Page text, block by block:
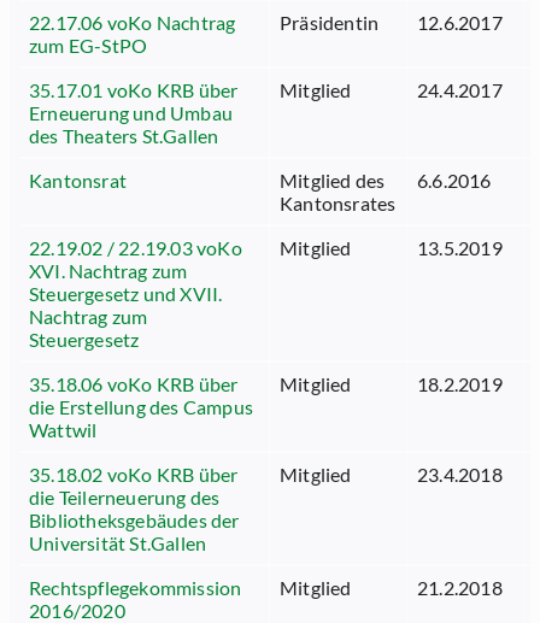
22.17.06 voKo Nachtrag
zum EG-StPO
Präsidentin 12.6.2017
35.17.01 voKo KRB über
Erneuerung und Umbau
des Theaters St.Gallen
Mitglied 24.4.2017
Kantonsrat
Mitglied des
Kantonsrates
6.6.2016
22.19.02 / 22.19.03 voKo
XVI. Nachtrag zum
Steuergesetz und XVII.
Nachtrag zum
Steuergesetz
Mitglied 13.5.2019
35.18.06 voKo KRB über
die Erstellung des Campus
Wattwil
Mitglied 18.2.2019
35.18.02 voKo KRB über
die Teilerneuerung des
Bibliotheksgebäudes der
Universität St.Gallen
Mitglied 23.4.2018
Rechtspflegekommission
2016/2020
Mitglied 21.2.2018